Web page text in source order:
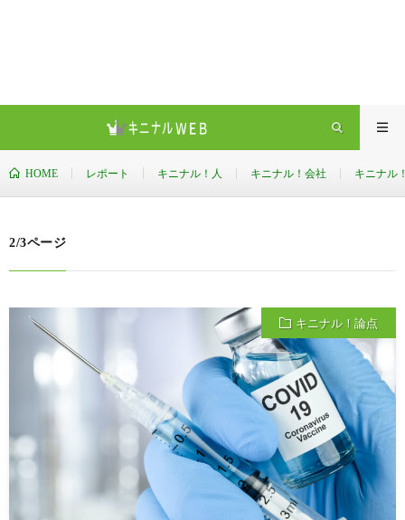
HOME レポート キニナル！人 キニナル！会社 キニナル
2/3ページ
キニナル！論点